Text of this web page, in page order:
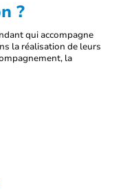
?
qui accompagne
la réalisation de leurs
la